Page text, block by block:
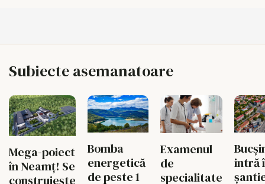
Subiecte asemanatoare
Mega-poiect
în Neamț! Se
construiește
Bomba
energetică
de peste 1
Examenul
de
specialitate
intră